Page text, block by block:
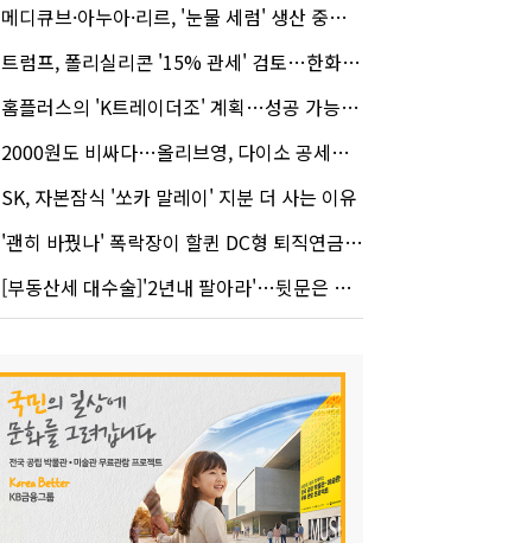
메디큐브·아누아·리르, '눈물 세럼' 생산 중단한다
트럼프, 폴리실리콘 '15% 관세' 검토…한화큐셀·OCI 영향은?
홈플러스의 'K트레이더조' 계획…성공 가능성은 '글쎄'
2000원도 비싸다…올리브영, 다이소 공세에 '가성비'로 맞불
SK, 자본잠식 '쏘카 말레이' 지분 더 사는 이유
'괜히 바꿨나' 폭락장이 할퀸 DC형 퇴직연금…전문가 조언은
[부동산세 대수술]'2년내 팔아라'…뒷문은 열었다